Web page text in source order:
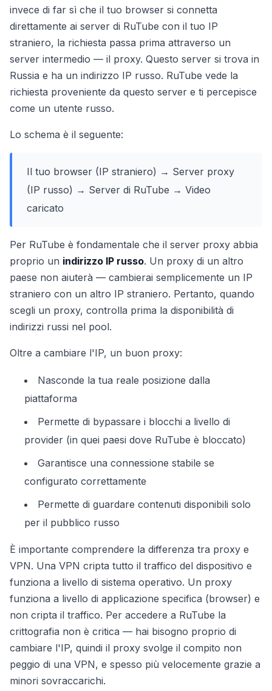
invece di far sì che il tuo browser si connetta
direttamente ai server di RuTube con il tuo IP
straniero, la richiesta passa prima attraverso un
server intermedio — il proxy. Questo server si trova in
Russia e ha un indirizzo IP russo. RuTube vede la
richiesta proveniente da questo server e ti percepisce
come un utente russo.
Lo schema è il seguente:
Il tuo browser (IP straniero) → Server proxy
(IP russo) → Server di RuTube → Video
caricato
Per RuTube è fondamentale che il server proxy abbia
proprio un indirizzo IP russo. Un proxy di un altro
paese non aiuterà — cambierai semplicemente un IP
straniero con un altro IP straniero. Pertanto, quando
scegli un proxy, controlla prima la disponibilità di
indirizzi russi nel pool.
Oltre a cambiare l'IP, un buon proxy:
Nasconde la tua reale posizione dalla
piattaforma
Permette di bypassare i blocchi a livello di
provider (in quei paesi dove RuTube è bloccato)
Garantisce una connessione stabile se
configurato correttamente
Permette di guardare contenuti disponibili solo
per il pubblico russo
È importante comprendere la differenza tra proxy e
VPN. Una VPN cripta tutto il traffico del dispositivo e
funziona a livello di sistema operativo. Un proxy
funziona a livello di applicazione specifica (browser) e
non cripta il traffico. Per accedere a RuTube la
crittografia non è critica — hai bisogno proprio di
cambiare l'IP, quindi il proxy svolge il compito non
peggio di una VPN, e spesso più velocemente grazie a
minori sovraccarichi.